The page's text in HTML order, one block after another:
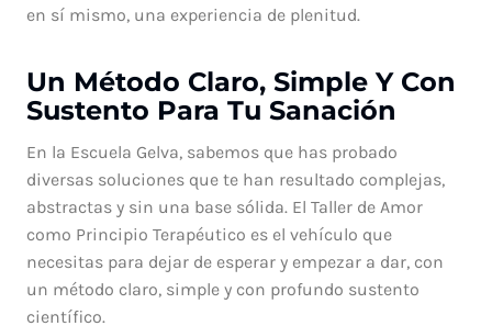
en sí mismo, una experiencia de plenitud.
Un Método Claro, Simple Y Con
Sustento Para Tu Sanación
En la Escuela Gelva, sabemos que has probado
diversas soluciones que te han resultado complejas,
abstractas y sin una base sólida. El Taller de Amor
como Principio Terapéutico es el vehículo que
necesitas para dejar de esperar y empezar a dar, con
un método claro, simple y con profundo sustento
científico.